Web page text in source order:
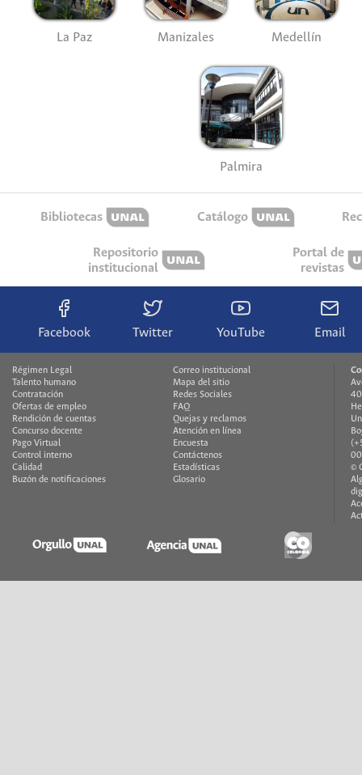
La Paz Manizales Medellín
Palmira
Bibliotecas Catálogo
Repositorio
institucional
Portal de
revistas
Facebook Twitter YouTube Email
Régimen Legal
Talento humano
Contratación
Ofertas de empleo
Rendición de cuentas
Concurso docente
Pago Virtual
Control interno
Calidad
Buzón de notificaciones
Correo institucional
Mapa del sitio
Redes Sociales
FAQ
Quejas y reclamos
Atención en línea
Encuesta
Contáctenos
Estadísticas
Glosario
©